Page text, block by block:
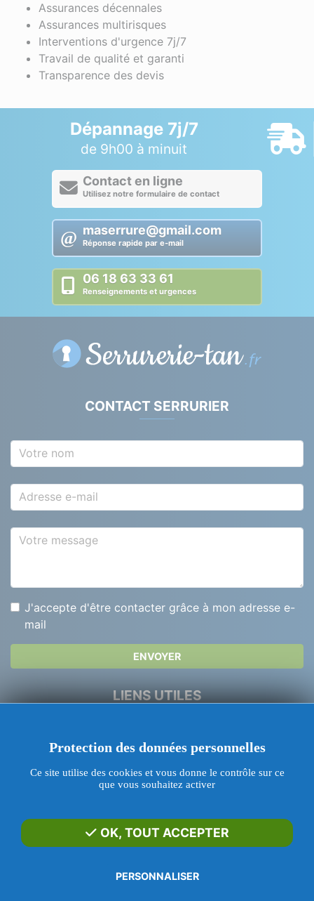
Protection des données personnelles
Ce site utilise des cookies et vous donne le contrôle sur ce
que vous souhaitez activer
OK, TOUT ACCEPTER
PERSONNALISER
Assurances décennales
Assurances multirisques
Interventions d'urgence 7j/7
Travail de qualité et garanti
Transparence des devis
Dépannage 7j/7
de 9h00 à minuit
Contact en ligne
Utilisez notre formulaire de contact
maserrure@gmail.com
Réponse rapide par e-mail
06 18 63 33 61
Renseignements et urgences
CONTACT SERRURIER
Votre nom
Adresse e-mail
Votre message
J'accepte d'être contacter grâce à mon adresse e-
mail
ENVOYER
LIENS UTILES
Urgence Serrurier Paris
Ouverture de porte
Blog